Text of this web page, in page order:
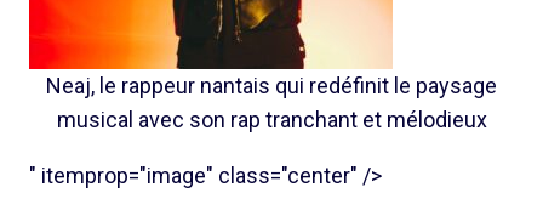
Neaj, le rappeur nantais qui redéfinit le paysage
musical avec son rap tranchant et mélodieux
" itemprop="image" class="center" />